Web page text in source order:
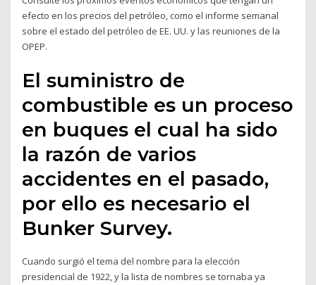
efecto en los precios del petróleo, como el informe semanal
sobre el estado del petróleo de EE. UU. y las reuniones de la
OPEP.
El suministro de
combustible es un proceso
en buques el cual ha sido
la razón de varios
accidentes en el pasado,
por ello es necesario el
Bunker Survey.
Cuando surgió el tema del nombre para la elección
presidencial de 1922, y la lista de nombres se tornaba ya